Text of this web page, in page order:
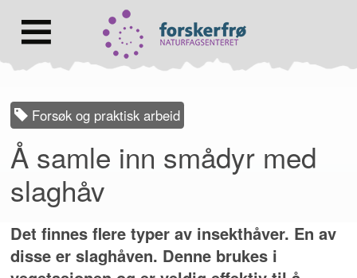
Hovedmeny
til
forsiden
Forsøk og praktisk arbeid
Å samle inn smådyr med
slaghåv
Det finnes flere typer av insekthåver. En av
disse er slaghåven. Denne brukes i